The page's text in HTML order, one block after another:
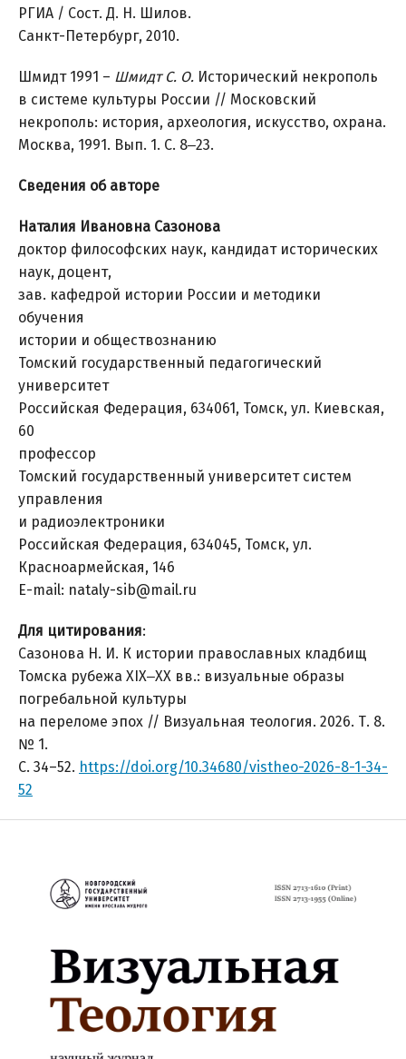
РГИА / Сост. Д. Н. Шилов.
Санкт-Петербург, 2010.
Шмидт 1991 – Шмидт С. О. Исторический некрополь
в системе культуры России // Московский
некрополь: история, археология, искусство, охрана.
Москва, 1991. Вып. 1. С. 8‒23.
Сведения об авторе
Наталия Ивановна Сазонова
доктор философских наук, кандидат исторических
наук, доцент,
зав. кафедрой истории России и методики
обучения
истории и обществознанию
Томский государственный педагогический
университет
Российская Федерация, 634061, Томск, ул. Киевская,
60
профессор
Томский государственный университет систем
управления
и радиоэлектроники
Российская Федерация, 634045, Томск, ул.
Красноармейская, 146
E-mail: nataly-sib@mail.ru
Для цитирования:
Сазонова Н. И. К истории православных кладбищ
Томска рубежа XIX‒XX вв.: визуальные образы
погребальной культуры
на переломе эпох // Визуальная теология. 2026. Т. 8.
№ 1.
С. 34–52. https://doi.org/10.34680/vistheo-2026-8-1-34-
52